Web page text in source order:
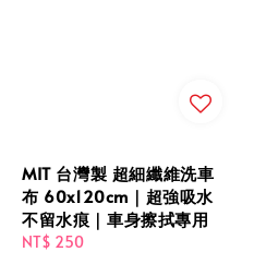
MIT 台灣製 超細纖維洗車
布 60x120cm｜超強吸水
不留水痕｜車身擦拭專用
Regular
NT$ 250